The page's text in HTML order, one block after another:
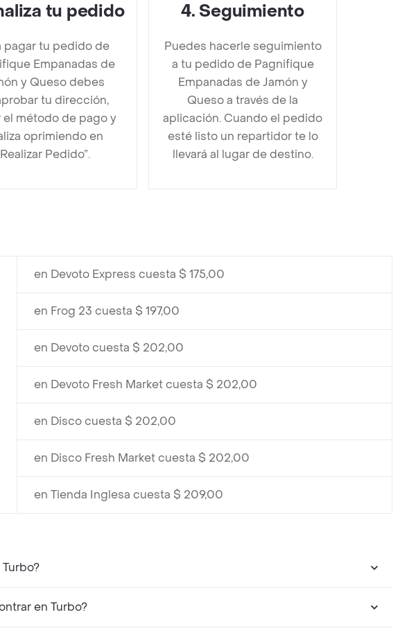
tu pedido
pagar tu pedido de
Empanadas de
y Queso debes
tu dirección,
el método de pago y
oprimiendo en
Pedido”.
4. Seguimiento
Puedes hacerle seguimiento
a tu pedido de Pagnifique
Empanadas de Jamón y
Queso a través de la
aplicación. Cuando el pedido
esté listo un repartidor te lo
llevará al lugar de destino.
en Devoto Express cuesta $ 175,00
en Frog 23 cuesta $ 197,00
en Devoto cuesta $ 202,00
en Devoto Fresh Market cuesta $ 202,00
en Disco cuesta $ 202,00
en Disco Fresh Market cuesta $ 202,00
en Tienda Inglesa cuesta $ 209,00
en Turbo?